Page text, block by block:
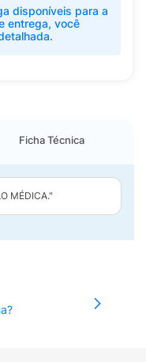
disponíveis para a
entrega, você
Ficha Técnica
MÉDICA."